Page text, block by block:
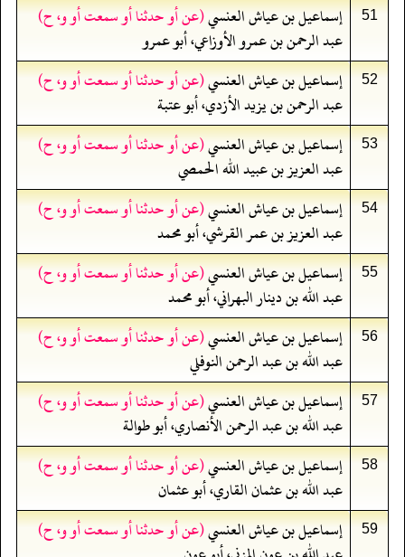
51 إسماعيل بن عياش العنسي(عن أو حدثنا أو سمعت أو و، ح)
عبد الرحمن بن عمرو الأوزاعي، أبو عمرو
52 إسماعيل بن عياش العنسي(عن أو حدثنا أو سمعت أو و، ح)
عبد الرحمن بن يزيد الأزدي، أبو عتبة
53 إسماعيل بن عياش العنسي(عن أو حدثنا أو سمعت أو و، ح)
عبد العزيز بن عبيد الله الحمصي
54 إسماعيل بن عياش العنسي(عن أو حدثنا أو سمعت أو و، ح)
عبد العزيز بن عمر القرشي، أبو محمد
55 إسماعيل بن عياش العنسي(عن أو حدثنا أو سمعت أو و، ح)
عبد الله بن دينار البهراني، أبو محمد
56 إسماعيل بن عياش العنسي(عن أو حدثنا أو سمعت أو و، ح)
عبد الله بن عبد الرحمن النوفلي
57 إسماعيل بن عياش العنسي(عن أو حدثنا أو سمعت أو و، ح)
عبد الله بن عبد الرحمن الأنصاري، أبو طوالة
58 إسماعيل بن عياش العنسي(عن أو حدثنا أو سمعت أو و، ح)
عبد الله بن عثمان القاري، أبو عثمان
59 إسماعيل بن عياش العنسي(عن أو حدثنا أو سمعت أو و، ح)